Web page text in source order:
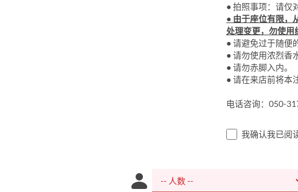
● 拍照事项：请仅
● 由于座位有限，
处理变更，勿使用
● 请避免过于随便
● 请勿使用浓烈香
● 请勿赤脚入内。
● 请在来店前将本
电话咨询：050-
我确认我已阅